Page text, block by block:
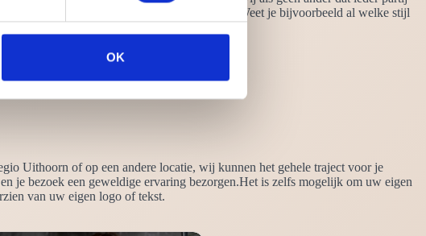
OK
jou om alle wensen en verlangen te bepraten. Weet je bijvoorbeeld al welke stijl
Uithoorn of op een andere locatie, wij kunnen het gehele traject voor je
je bezoek een geweldige ervaring bezorgen.Het is zelfs mogelijk om uw eigen
van uw eigen logo of tekst.